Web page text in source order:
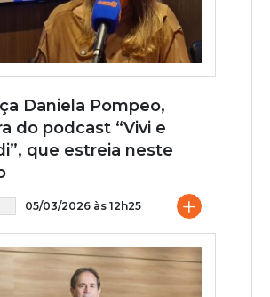
Daniela Pompeo,
do podcast “Vivi e
que estreia neste
05/03/2026 às 12h25 +